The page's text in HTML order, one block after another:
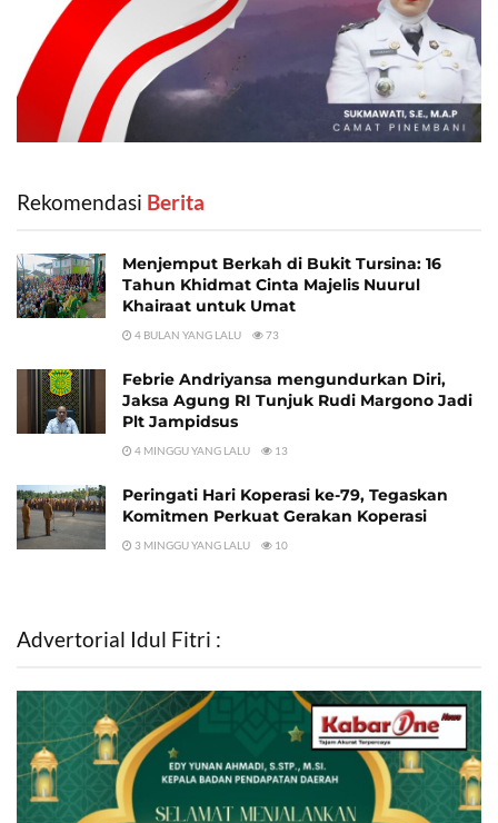
Rekomendasi ‎ Berita
Menjemput Berkah di Bukit Tursina: 16
Tahun Khidmat Cinta Majelis Nuurul
Khairaat untuk Umat
4 BULAN YANG LALU 73
Febrie Andriyansa mengundurkan Diri,
Jaksa Agung RI Tunjuk Rudi Margono Jadi
Plt Jampidsus
4 MINGGU YANG LALU 13
Peringati Hari Koperasi ke-79, Tegaskan
Komitmen Perkuat Gerakan Koperasi
3 MINGGU YANG LALU 10
Advertorial Idul Fitri :